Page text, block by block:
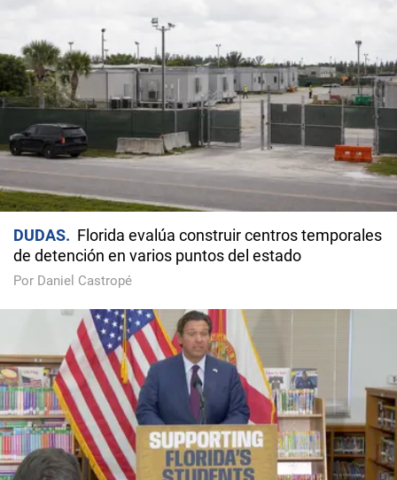
DUDAS
Florida evalúa construir centros temporales
de detención en varios puntos del estado
Por Daniel Castropé